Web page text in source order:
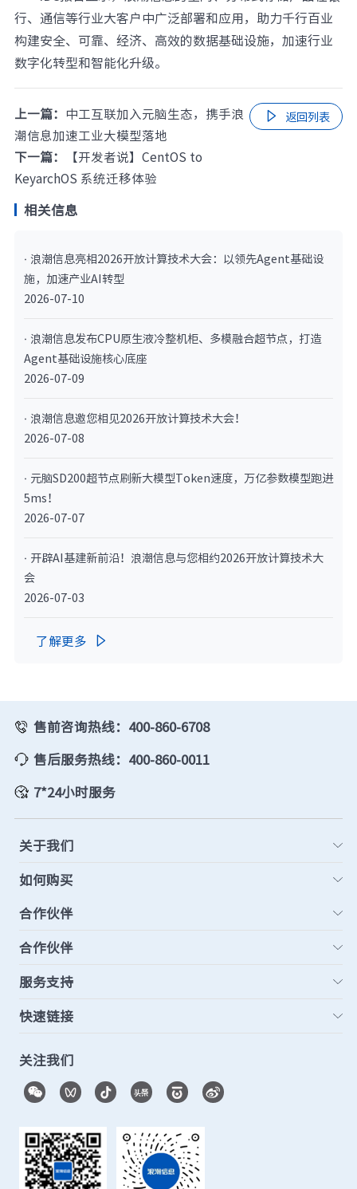
行、通信等行业大客户中广泛部署和应用，助力千行百业
构建安全、可靠、经济、高效的数据基础设施，加速行业
数字化转型和智能化升级。
上一篇： 中工互联加入元脑生态，携手浪
潮信息加速工业大模型落地
下一篇：
【开发者说】CentOS to
KeyarchOS 系统迁移体验
 返回列表
相关信息
· 浪潮信息亮相2026开放计算技术大会：以领先Agent基础设
施，加速产业AI转型
2026-07-10
· 浪潮信息发布CPU原生液冷整机柜、多模融合超节点，打造
Agent基础设施核心底座
2026-07-09
· 浪潮信息邀您相见2026开放计算技术大会！
2026-07-08
· 元脑SD200超节点刷新大模型Token速度，万亿参数模型跑进
5ms！
2026-07-07
· 开辟AI基建新前沿！浪潮信息与您相约2026开放计算技术大
会
2026-07-03
了解更多 
售前咨询热线：400-860-6708
售后服务热线：400-860-0011
7*24小时服务
关于我们
如何购买
合作伙伴
合作伙伴
服务支持
快速链接
关注我们